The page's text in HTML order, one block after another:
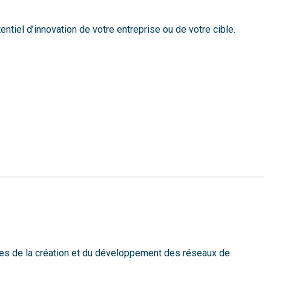
d’innovation de votre entreprise ou de votre cible.
de la création et du développement des réseaux de